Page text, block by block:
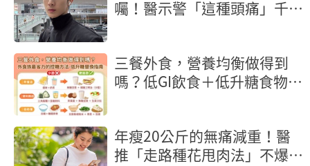
囑！醫示警「這種頭痛」千萬
三餐外食，營養均衡做得到
嗎？低GI飲食＋低升糖食物，
年瘦20公斤的無痛減重！醫
推「走路種花甩肉法」不爆汗